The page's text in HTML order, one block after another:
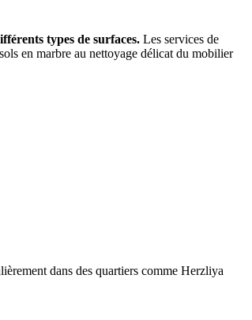
types de surfaces. Les services de
en marbre au nettoyage délicat du mobilier
dans des quartiers comme Herzliya